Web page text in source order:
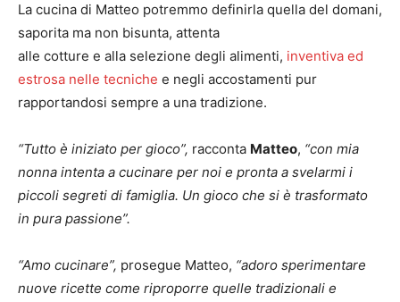
La cucina di Matteo potremmo definirla quella del domani,
saporita ma non bisunta, attenta
alle cotture e alla selezione degli alimenti, inventiva ed
estrosa nelle tecniche e negli accostamenti pur
rapportandosi sempre a una tradizione.
“Tutto è iniziato per gioco”, racconta Matteo, “con mia
nonna intenta a cucinare per noi e pronta a svelarmi i
piccoli segreti di famiglia. Un gioco che si è trasformato
in pura passione”.
“Amo cucinare”, prosegue Matteo, “adoro sperimentare
nuove ricette come riproporre quelle tradizionali e